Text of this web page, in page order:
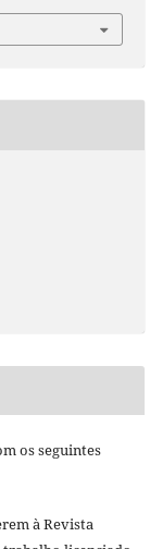
os seguintes
à Revista